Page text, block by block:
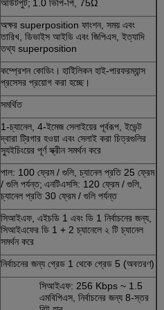
আউটপুট; 1.0 ভিপি-পি, 75Ω
অক্ষর superposition ফাংশন, সময় এবং
তারিখ, ডিভাইস আইডি এবং জিপিএস, ইত্যাদি
তথ্য superposition
কম্প্রেশন কোডিং। হাইিলিকন হাই-পারফরম্যান্স
প্রসেসর প্রয়োগ করা হচ্ছে।
সমর্থিত
1-চ্যানেল, 4-ইমেজ সেলাইয়ের পূর্বরূপ, ইভেন্ট
দ্বারা ট্রিগার হওয়া এবং সেলাই করা চিত্রগুলির
স্যুইচিংয়ের পূর্ণ স্ক্রীন সমর্থন করে
পাল: 100 ফ্রেম / গুলি, চ্যানেল প্রতি 25 ফ্রেম
/ গুলি পর্যন্ত; এনটিএসসি: 120 ফ্রেম / গুলি,
চ্যানেল প্রতি 30 ফ্রেম / গুলি পর্যন্ত
সিআইএফ, এইচডি 1 এবং ডি 1 নির্বাচনের জন্য,
সিআইএফের ডি 1 + 2 চ্যানেলে ২ টি চ্যানেল
সমর্থন করে
নির্বাচনের জন্য গ্রেড 1 থেকে গ্রেড 5 (অবতরণ)
সিআইএফ: 256 Kbps ~ 1.5
এমবিপিএস, নির্বাচনের জন্য 8-স্তর